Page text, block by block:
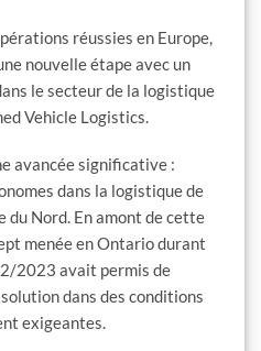
réussies en Europe,
nouvelle étape avec un
le secteur de la logistique
Vehicle Logistics.
avancée significative :
dans la logistique de
du Nord. En amont de cette
menée en Ontario durant
2023 avait permis de
dans des conditions
exigeantes.